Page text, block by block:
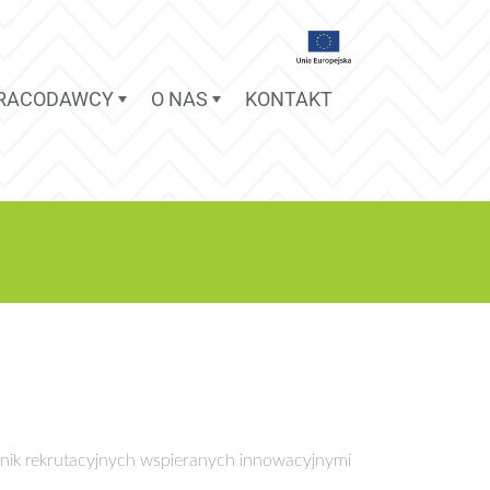
O NAS KONTAKT
rekrutacyjnych wspieranych innowacyjnymi